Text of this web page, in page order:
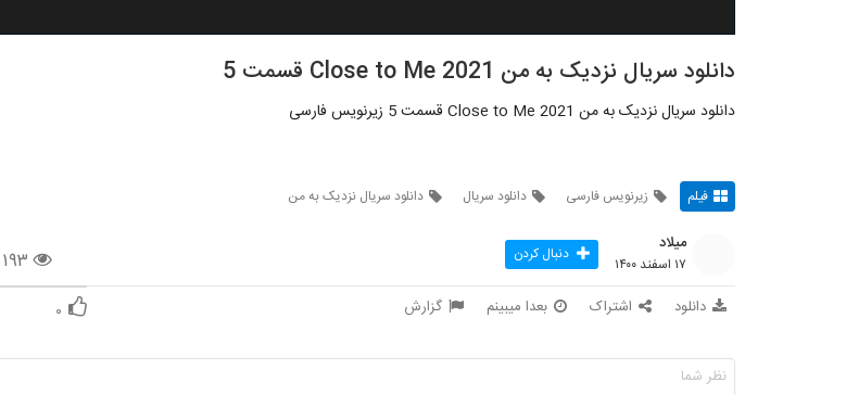
دانلود سریال نزدیک به من Close to Me 2021 قسمت 5
دانلود سریال نزدیک به من Close to Me 2021 قسمت 5 زیرنویس فارسی
فیلم زیرنویس فارسی دانلود سریال دانلود سریال نزدیک به من
۱۹۳
میلاد
۱۷ اسفند ۱۴۰۰ دنبال کردن
دانلود اشتراک بعدا میبینم گزارش ۰